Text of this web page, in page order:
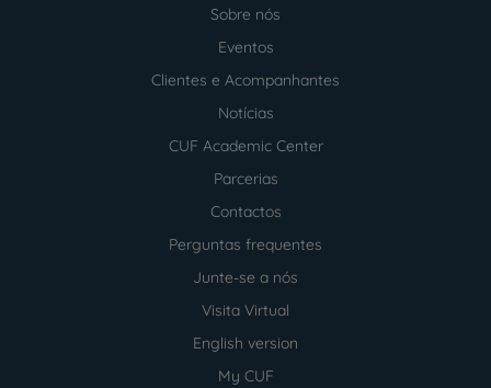
Sobre nós
Eventos
Clientes e Acompanhantes
Notícias
CUF Academic Center
Parcerias
Contactos
Perguntas frequentes
Junte-se a nós
Visita Virtual
English version
My CUF